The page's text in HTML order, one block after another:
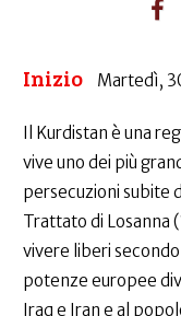
Inizio Martedì,
Il Kurdistan è una
vive uno dei più
persecuzioni subite
Trattato di Losanna
vivere liberi
potenze europee
Iraq e Iran e al